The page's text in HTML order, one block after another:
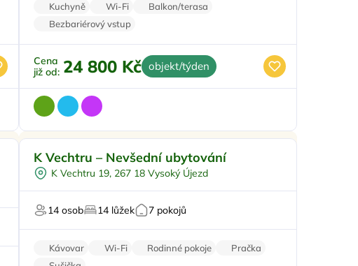
Kuchyně Wi-Fi
Balkon/terasa
Bezbariérový vstup
Cena
již od: 24 800 Kč objekt/týden
Sauna
Pro relaxaci
K Vechtru – Nevšední ubytování
K Vechtru 19, 267 18 Vysoký Újezd
14 osob 14 lůžek 7 pokojů
Kávovar Wi-Fi Rodinné pokoje
Pračka